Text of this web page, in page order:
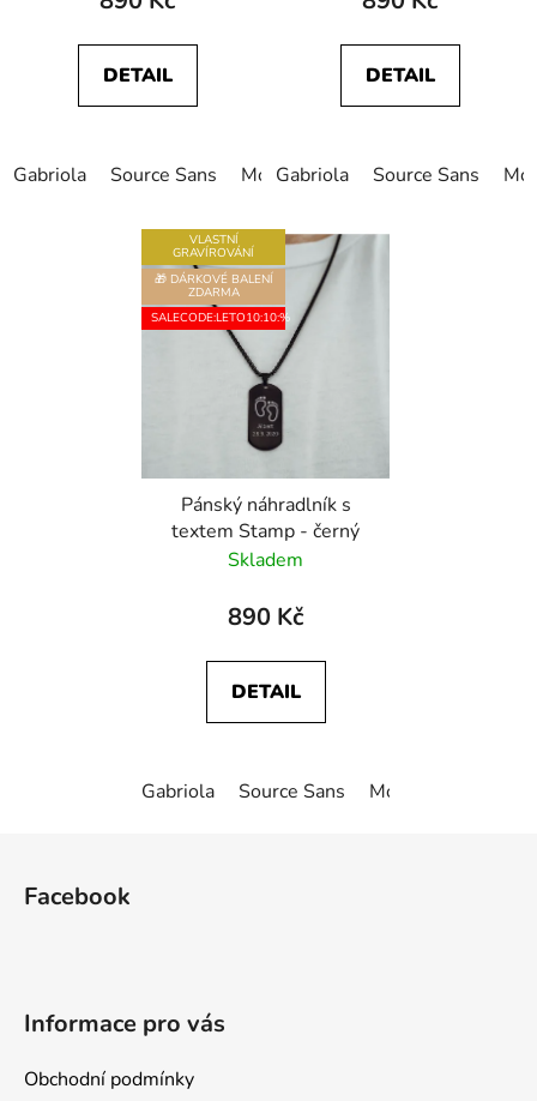
DETAIL
Gabriola Source Sans Monotype Corsiva Freestyle
DETAIL
Gabriola Source Sans
VLASTNÍ
GRAVÍROVÁNÍ
🎁 DÁRKOVÉ BALENÍ
ZDARMA
SALECODE:LETO10:10:%
Pánský náhradlník s
textem Stamp - černý
Skladem
890 Kč
DETAIL
Gabriola Source Sans Monotype Corsiva
Facebook
Informace pro vás
Obchodní podmínky